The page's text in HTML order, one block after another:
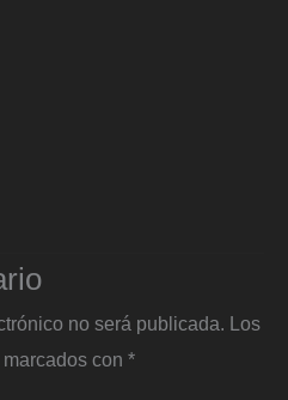
no será publicada. Los
con *